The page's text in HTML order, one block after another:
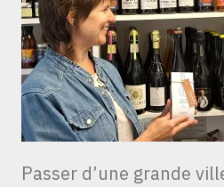
Passer d’une grande